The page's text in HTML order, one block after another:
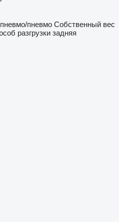
пневмо/пневмо Собственный вес
разгрузки задняя